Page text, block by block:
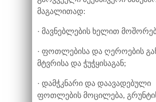
მაგალითად:
· მავნებლების ხელით
· ფოთლებისა და ღეროების
მტვრისა და ჭუჭყისაგან;
· დამჭკნარი და დაავადებული
ფოთლების მოცილება,